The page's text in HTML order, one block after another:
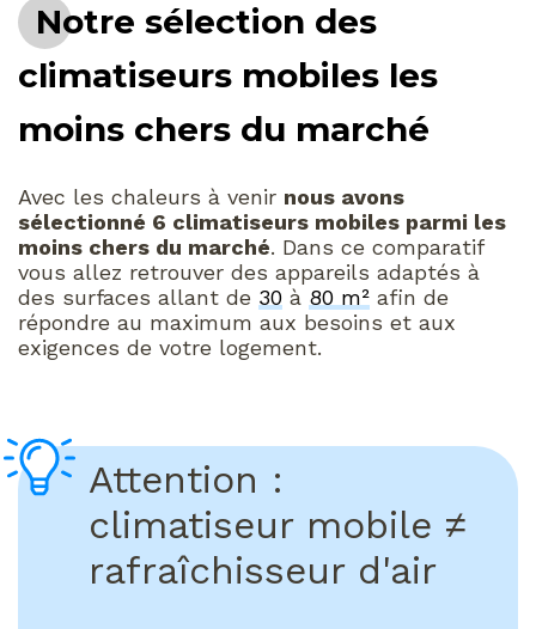
Notre sélection des
climatiseurs mobiles les
moins chers du marché
Avec les chaleurs à venir nous avons
sélectionné 6 climatiseurs mobiles parmi les
moins chers du marché. Dans ce comparatif
vous allez retrouver des appareils adaptés à
des surfaces allant de 30 à 80 m² afin de
répondre au maximum aux besoins et aux
exigences de votre logement.
Attention :
climatiseur mobile ≠
rafraîchisseur d'air